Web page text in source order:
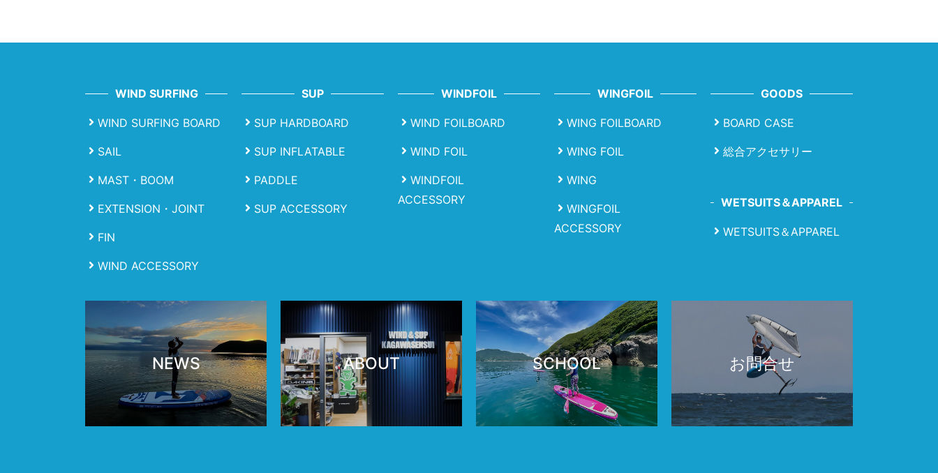
WIND SURFING
WIND SURFING BOARD
SAIL
MAST・BOOM
EXTENSION・JOINT
FIN
WIND ACCESSORY
SUP
SUP HARDBOARD
SUP INFLATABLE
PADDLE
SUP ACCESSORY
WINDFOIL
WIND FOILBOARD
WIND FOIL
WINDFOIL
ACCESSORY
WINGFOIL
WING FOILBOARD
WING FOIL
WING
WINGFOIL
ACCESSORY
GOODS
BOARD CASE
総合アクセサリー
WETSUITS＆APPAREL
WETSUITS＆APPAREL
NEWS ABOUT SCHOOL お問合せ